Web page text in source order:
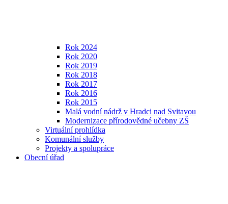
Rok 2024
Rok 2020
Rok 2019
Rok 2018
Rok 2017
Rok 2016
Rok 2015
Malá vodní nádrž v Hradci nad Svitavou
Modernizace přírodovědné učebny ZŠ
Virtuální prohlídka
Komunální služby
Projekty a spolupráce
Obecní úřad